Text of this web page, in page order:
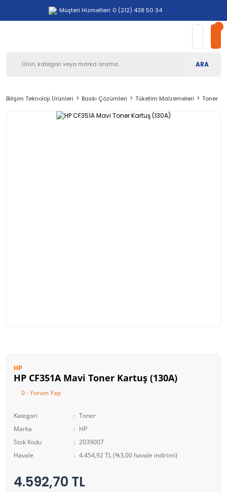
Müşteri Hizmetleri: 0 (212) 438 50 34
ARA
Bilişim Teknoloji Ürünleri Baskı Çözümleri Tüketim Malzemeleri Toner
HP
HP CF351A Mavi Toner Kartuş (130A)
0 - Yorum Yap
Kategori
Toner
Marka
HP
Stok Kodu
2039007
Havale
4.454,92 TL (%3,00 havale indirimi)
4.592,70 TL